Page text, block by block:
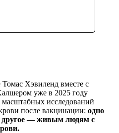
Хэвиленд вместе с
уже в 2025 году
масштабных исследований
после вакцинации: одно
— живым людям с